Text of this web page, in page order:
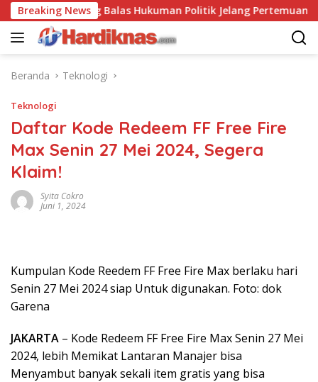
Langsung
ke
konten
Breaking News
China Saling Balas Hukuman Politik Jelang Pertemuan Trump
Beranda Teknologi
Teknologi
Daftar Kode Redeem FF Free Fire
Max Senin 27 Mei 2024, Segera
Klaim!
Syita Cokro
Juni 1, 2024
Kumpulan Kode Reedem FF Free Fire Max berlaku hari
Senin 27 Mei 2024 siap Untuk digunakan. Foto: dok
Garena
JAKARTA – Kode Redeem FF Free Fire Max Senin 27 Mei
2024, lebih Memikat Lantaran Manajer bisa
Menyambut banyak sekali item gratis yang bisa